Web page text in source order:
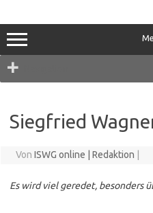
Siegfried
Von ISWG online | Redaktion
Es wird viel geredet, besonders